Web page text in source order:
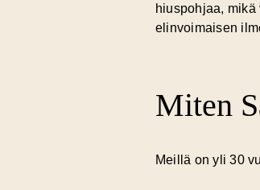
hiuspohjaa,
elinvoimaisen
Miten
Meillä on yli 30